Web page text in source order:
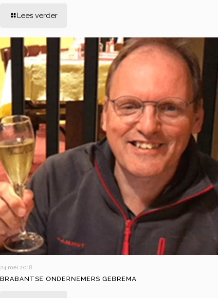
Lees verder
24 mei 2018
BRABANTSE ONDERNEMERS GEBREMA